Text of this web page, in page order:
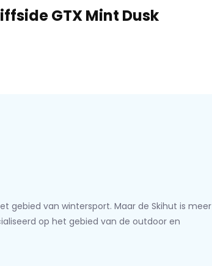
GTX Mint Dusk
gebied van wintersport. Maar de Skihut is meer
op het gebied van de outdoor en